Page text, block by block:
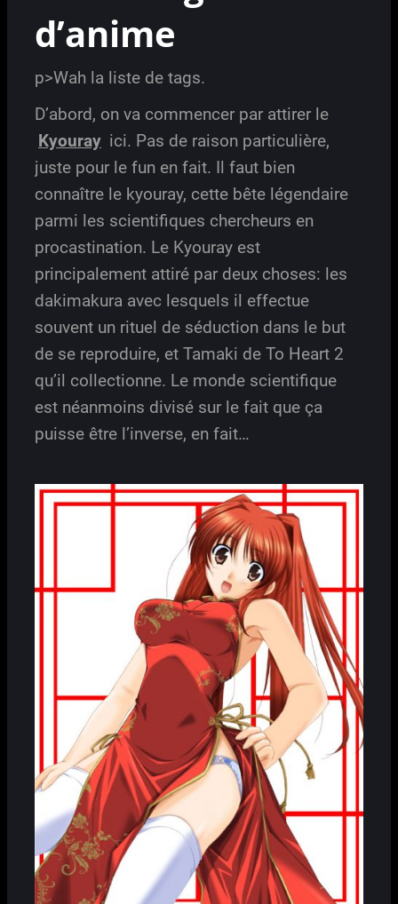
d’anime
p>Wah la liste de tags.
D’abord, on va commencer par attirer le
Kyouray ici. Pas de raison particulière,
juste pour le fun en fait. Il faut bien
connaître le kyouray, cette bête légendaire
parmi les scientifiques chercheurs en
procastination. Le Kyouray est
principalement attiré par deux choses: les
dakimakura avec lesquels il effectue
souvent un rituel de séduction dans le but
de se reproduire, et Tamaki de To Heart 2
qu’il collectionne. Le monde scientifique
est néanmoins divisé sur le fait que ça
puisse être l’inverse, en fait…